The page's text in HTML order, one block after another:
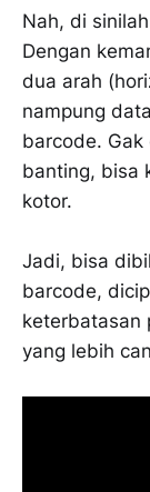
Nah, di
Dengan
dua arah
nampung
barcode. Gak
banting, bisa
kotor.
Jadi, bisa
barcode,
keterbatasan
yang lebih